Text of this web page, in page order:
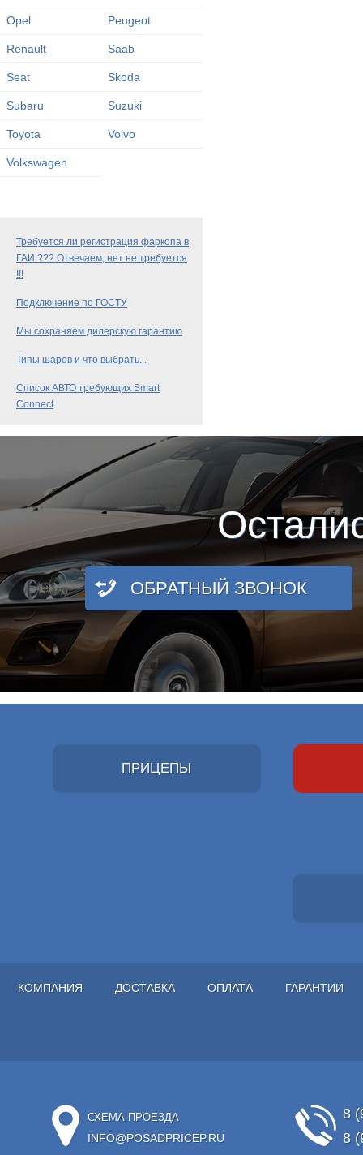
Opel Peugeot
Renault Saab
Seat Skoda
Subaru Suzuki
Toyota Volvo
Volkswagen
Требуется ли регистрация фаркопа в
ГАИ ??? Отвечаем, нет не требуется
!!!
Подключение по ГОСТУ
Мы сохраняем дилерскую гарантию
Типы шаров и что выбрать...
Список АВТО требующих Smart
Connect
ОБРАТНЫЙ ЗВОНОК
ПРИЦЕПЫ
КОМПАНИЯ ДОСТАВКА ОПЛАТА ГАРАНТИИ
СХЕМА ПРОЕЗДА
INFO@POSADPRICEP.RU
8
8